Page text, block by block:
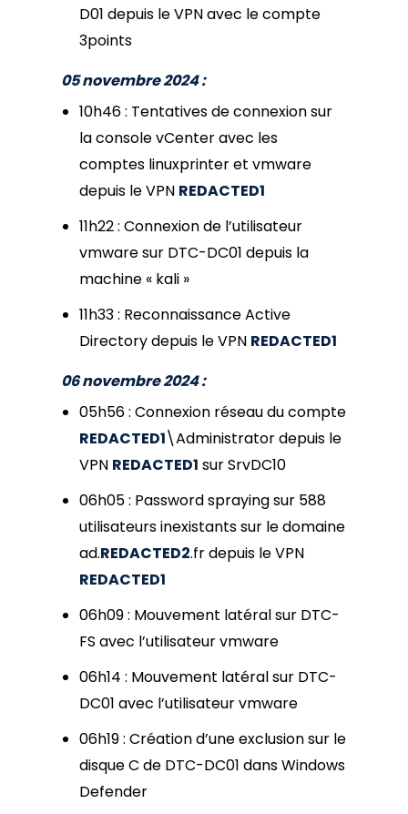
D01 depuis le VPN avec le compte
3points
05 novembre 2024 :
10h46 : Tentatives de connexion sur
la console vCenter avec les
comptes linuxprinter et vmware
depuis le VPN REDACTED1
11h22 : Connexion de l’utilisateur
vmware sur DTC-DC01 depuis la
machine « kali »
11h33 : Reconnaissance Active
Directory depuis le VPN REDACTED1
06 novembre 2024 :
05h56 : Connexion réseau du compte
REDACTED1\Administrator depuis le
VPN REDACTED1 sur SrvDC10
06h05 : Password spraying sur 588
utilisateurs inexistants sur le domaine
ad.REDACTED2.fr depuis le VPN
REDACTED1
06h09 : Mouvement latéral sur DTC-
FS avec l’utilisateur vmware
06h14 : Mouvement latéral sur DTC-
DC01 avec l’utilisateur vmware
06h19 : Création d’une exclusion sur le
disque C de DTC-DC01 dans Windows
Defender